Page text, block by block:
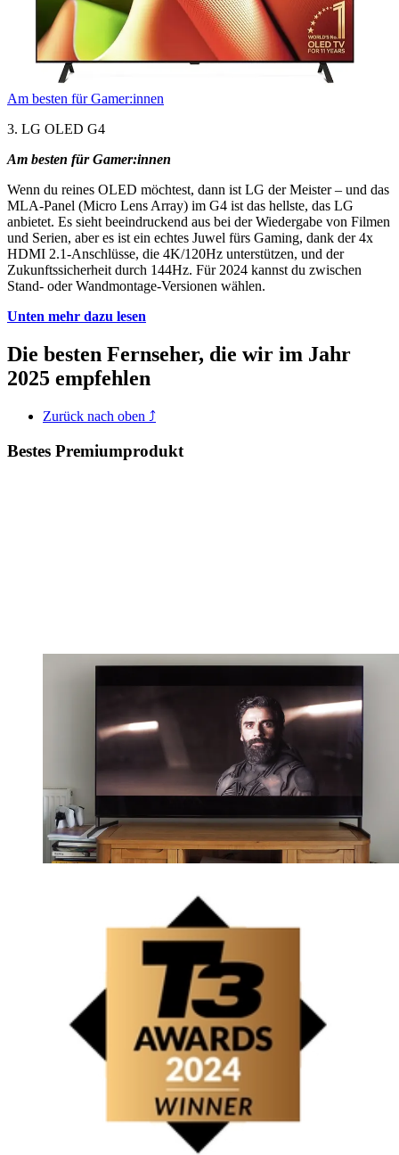
Am besten für Gamer:innen
3. LG OLED G4
Am besten für Gamer:innen
Wenn du reines OLED möchtest, dann ist LG der Meister – und das
MLA-Panel (Micro Lens Array) im G4 ist das hellste, das LG
anbietet. Es sieht beeindruckend aus bei der Wiedergabe von Filmen
und Serien, aber es ist ein echtes Juwel fürs Gaming, dank der 4x
HDMI 2.1-Anschlüsse, die 4K/120Hz unterstützen, und der
Zukunftssicherheit durch 144Hz. Für 2024 kannst du zwischen
Stand- oder Wandmontage-Versionen wählen.
Unten mehr dazu lesen
Die besten Fernseher, die wir im Jahr
2025 empfehlen
Zurück nach oben ⤴
Bestes Premiumprodukt